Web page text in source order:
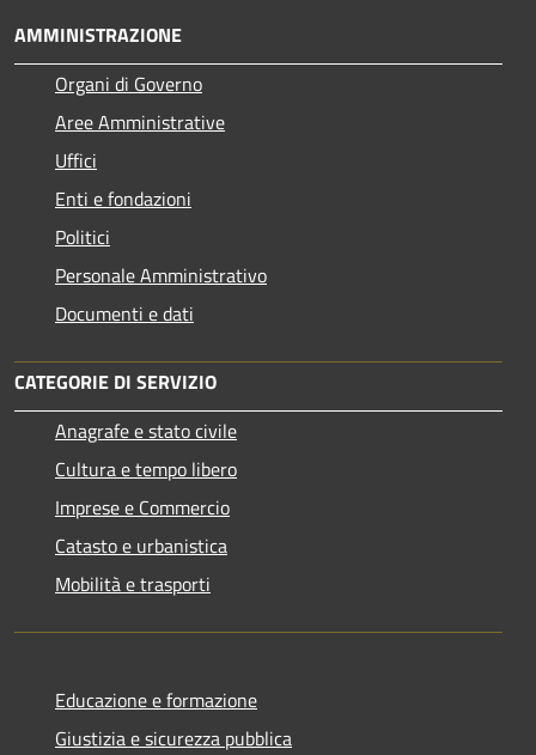
AMMINISTRAZIONE
Organi di Governo
Aree Amministrative
Uffici
Enti e fondazioni
Politici
Personale Amministrativo
Documenti e dati
CATEGORIE DI SERVIZIO
Anagrafe e stato civile
Cultura e tempo libero
Imprese e Commercio
Catasto e urbanistica
Mobilità e trasporti
Educazione e formazione
Giustizia e sicurezza pubblica